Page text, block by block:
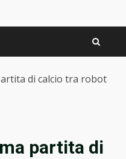
di calcio tra robot
partita di